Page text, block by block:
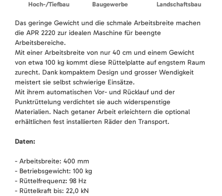
Hoch-/Tiefbau Baugewerbe Landschaftsbau
Das geringe Gewicht und die schmale Arbeitsbreite machen
die APR 2220 zur idealen Maschine für beengte
Arbeitsbereiche.
Mit einer Arbeitsbreite von nur 40 cm und einem Gewicht
von etwa 100 kg kommt diese Rüttelplatte auf engstem Raum
zurecht. Dank kompaktem Design und grosser Wendigkeit
meistert sie selbst schwierige Einsätze.
Mit ihrem automatischen Vor- und Rücklauf und der
Punktrüttelung verdichtet sie auch widerspenstige
Materialien. Nach getaner Arbeit erleichtern die optional
erhältlichen fest installierten Räder den Transport.
Daten:
- Arbeitsbreite: 400 mm
- Betriebsgewicht: 100 kg
- Rüttelfrequenz: 98 Hz
- Rüttelkraft bis: 22,0 kN